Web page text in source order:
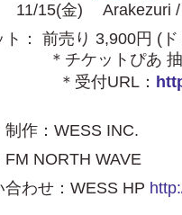
金) Arakezuri / プ
ト： 前売り 3,900円 (
ットぴあ 抽選先
＊ 受付URL：
制作：WESS INC.
FM NORTH WAVE
合わせ：WESS HP